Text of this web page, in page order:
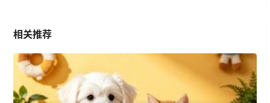
相关推荐